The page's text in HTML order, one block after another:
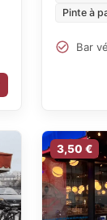
Pinte à
Bar
3,50 €